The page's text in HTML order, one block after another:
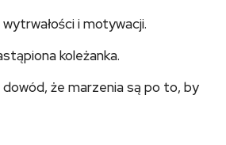
wytrwałości i motywacji.
koleżanka.
że marzenia są po to, by